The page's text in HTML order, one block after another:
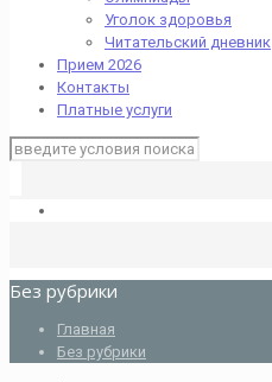
Уголок здоровья
Читательский дневник
Прием 2026
Контакты
Платные услуги
Без рубрики
Главная
Без рубрики